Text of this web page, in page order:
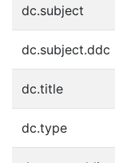
dc.subject
dc.subject.ddc
dc.title
dc.type